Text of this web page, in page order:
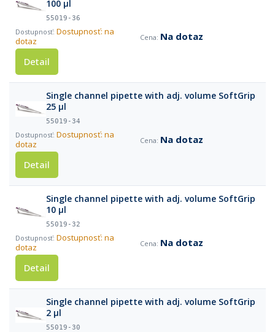
100 µl
55019-36
Dostupnosť: na
dotaz
Na dotaz
Detail
Single channel pipette with adj. volume SoftGrip
25 µl
55019-34
Dostupnosť: na
dotaz
Na dotaz
Detail
Single channel pipette with adj. volume SoftGrip
10 µl
55019-32
Dostupnosť: na
dotaz
Na dotaz
Detail
Single channel pipette with adj. volume SoftGrip
2 µl
55019-30